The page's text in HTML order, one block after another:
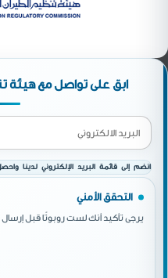
ابق على تواصل مع هيئة
انضم إلى قائمة البريد الإلكتروني لدينا
التحقق الأمني
يرجى تأكيد أنك لست روبوتًا قبل